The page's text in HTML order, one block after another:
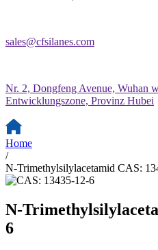
sales@cfsilanes.com
Nr. 2, Dongfeng Avenue, Wuhan
Entwicklungszone, Provinz Hubei
Home
/
N-Trimethylsilylacetamid CAS:
N-
6